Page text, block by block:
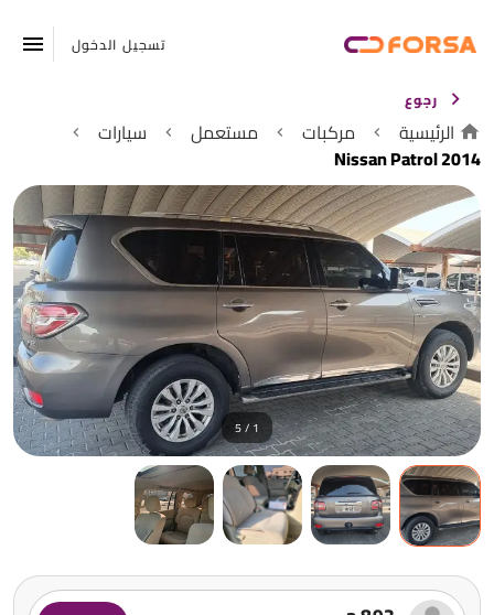
تسجيل الدخول
رجوع
الرئيسية مركبات مستعمل
سيارات
Nissan Patrol 2014
1 / 5